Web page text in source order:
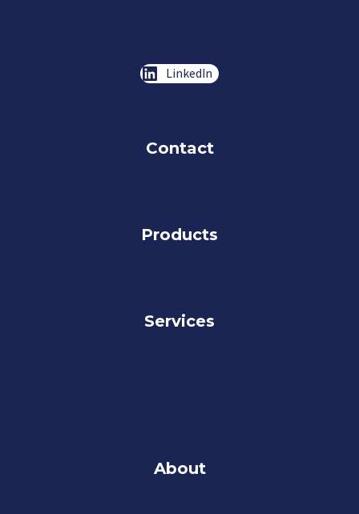
LinkedIn
Contact
Products
Services
About